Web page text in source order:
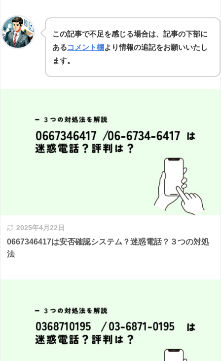
この記事で不足を感じる場合は、記事の下部に
あるコメント欄より情報の追記をお願いいたし
ます。
2025年4月22日
0667346417は安否確認システム？迷惑電話？３つの対処
法